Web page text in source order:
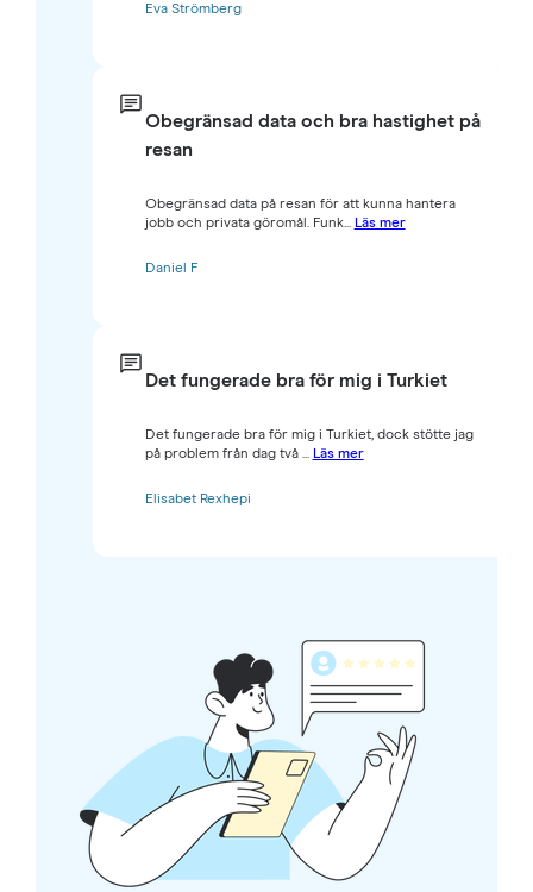
Eva Strömberg
Obegränsad data och bra hastighet på
resan
Obegränsad data på resan för att kunna hantera
jobb och privata göromål. Funk... Läs mer
Daniel F
Det fungerade bra för mig i Turkiet
Det fungerade bra för mig i Turkiet, dock stötte jag
på problem från dag två ... Läs mer
Elisabet Rexhepi